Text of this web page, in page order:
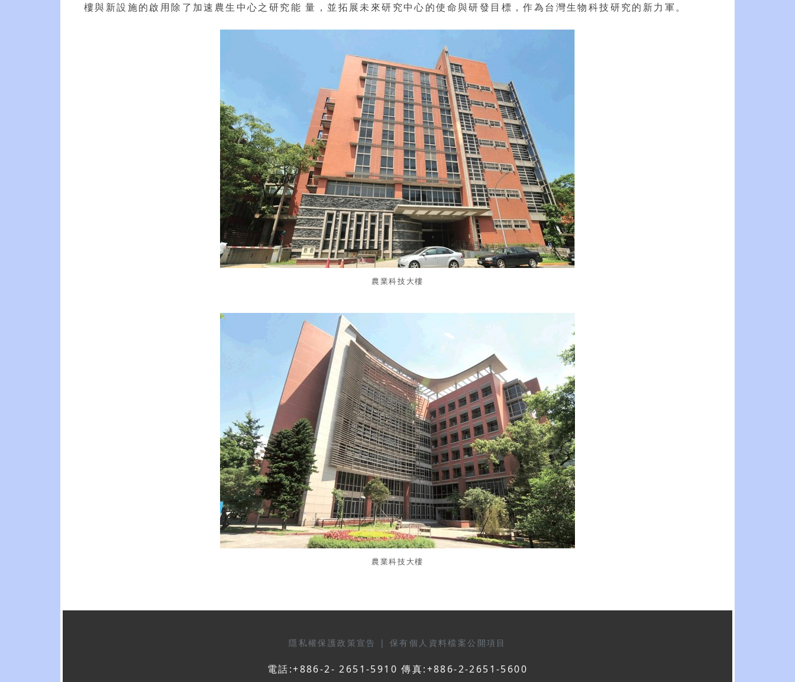
樓與新設施的啟用除了加速農生中心之研究能 量，並拓展未來研究中心的使命與研發目標，作為台灣生物科技研究的新力軍。
農業科技大樓
農業科技大樓
隱私權保護政策宣告 | 保有個人資料檔案公開項目
電話:+886-2- 2651-5910 傳真:+886-2-2651-5600